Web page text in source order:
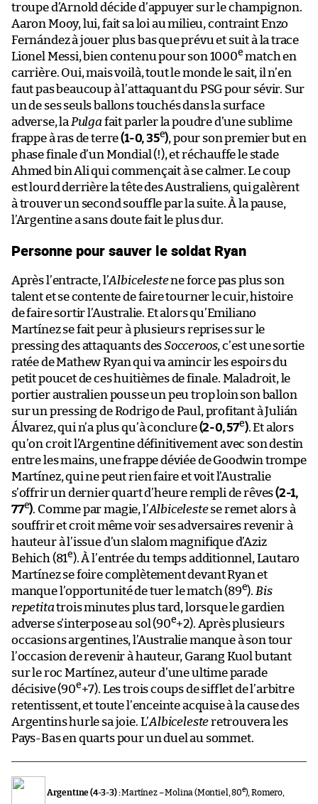
troupe d’Arnold décide d’appuyer sur le champignon.
Aaron Mooy, lui, fait sa loi au milieu, contraint Enzo
Fernández à jouer plus bas que prévu et suit à la trace
Lionel Messi, bien contenu pour son 1000e match en
carrière. Oui, mais voilà, tout le monde le sait, il n’en
faut pas beaucoup à l’attaquant du PSG pour sévir. Sur
un de ses seuls ballons touchés dans la surface
adverse, la Pulga fait parler la poudre d’une sublime
frappe à ras de terre(1-0, 35e), pour son premier but en
phase finale d’un Mondial (!), et réchauffe le stade
Ahmed bin Ali qui commençait à se calmer. Le coup
est lourd derrière la tête des Australiens, qui galèrent
à trouver un second souffle par la suite. À la pause,
l’Argentine a sans doute fait le plus dur.
Personne pour sauver le soldat Ryan
Après l’entracte, l’Albicelestene force pas plus son
talent et se contente de faire tourner le cuir, histoire
de faire sortir l’Australie. Et alors qu’Emiliano
Martínez se fait peur à plusieurs reprises sur le
pressing des attaquants desSocceroos, c’est une sortie
ratée de Mathew Ryan qui va amincir les espoirs du
petit poucet de ces huitièmes de finale. Maladroit, le
portier australien pousse un peu trop loin son ballon
sur un pressing de Rodrigo de Paul, profitant à Julián
Álvarez, qui n’a plus qu’à conclure(2-0, 57e). Et alors
qu’on croit l’Argentine définitivement avec son destin
entre les mains, une frappe déviée de Goodwin trompe
Martínez, qui ne peut rien faire et voit l’Australie
s’offrir un dernier quart d’heure rempli de rêves(2-1,
77e). Comme par magie, l’Albicelestese remet alors à
souffrir et croit même voir ses adversaires revenir à
hauteur à l’issue d’un slalom magnifique d’Aziz
Behich (81e). À l’entrée du temps additionnel, Lautaro
Martínez se foire complètement devant Ryan et
manque l’opportunité de tuer le match (89e). Bis
repetitatrois minutes plus tard, lorsque le gardien
adverse s’interpose au sol (90e+2). Après plusieurs
occasions argentines, l’Australie manque à son tour
l’occasion de revenir à hauteur, Garang Kuol butant
sur le roc Martínez, auteur d’une ultime parade
décisive (90e+7). Les trois coups de sifflet de l’arbitre
retentissent, et toute l’enceinte acquise à la cause des
Argentins hurle sa joie. L’Albicelesteretrouvera les
Pays-Bas en quarts pour un duel au sommet.
Argentine (4-3-3) :Martínez – Molina (Montiel, 80e), Romero,